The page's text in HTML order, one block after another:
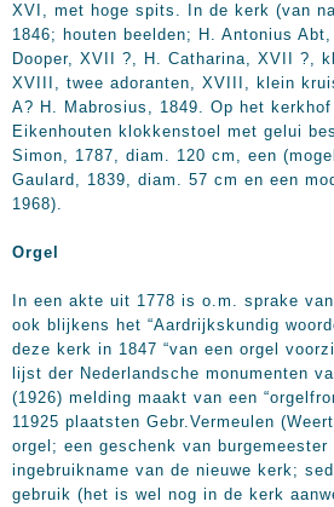
XVI, met hoge spits. In de kerk (van
1846; houten beelden; H. Antonius
Dooper, XVII ?, H. Catharina, XVII ?,
XVIII, twee adoranten, XVIII, klein
A? H. Mabrosius, 1849. Op het
Eikenhouten klokkenstoel met gelui
Simon, 1787, diam. 120 cm , een
Gaulard, 1839, diam. 57 cm en een
1968).
Orgel
In een akte uit 1778 is o.m. sprake
ook blijkens het “Aardrijkskundig
deze kerk in 1847 “van een orgel
lijst der Nederlandsche monumenten
(1926) melding maakt van een
11925 plaatsten Gebr.Vermeulen
orgel; een geschenk van
ingebruikname van de nieuwe kerk;
gebruik (het is wel nog in de kerk